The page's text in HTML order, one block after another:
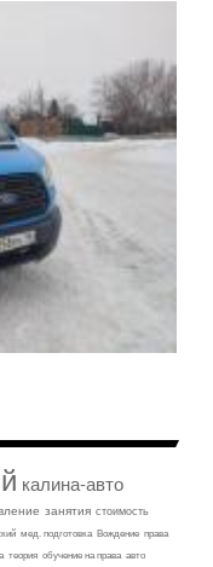
калина-авто
занятия стоимость
мед. подготовка Вождение права
теория обучение на права авто